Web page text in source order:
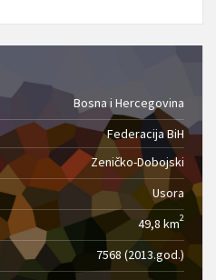
Bosna i Hercegovina
Federacija BiH
Zeničko-Dobojski
Usora
49,8 km2
7568 (2013.god.)